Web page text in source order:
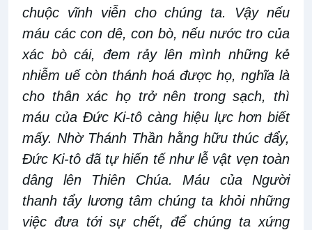
chuộc vĩnh viễn cho chúng ta. Vậy nếu
máu các con dê, con bò, nếu nước tro của
xác bò cái, đem rảy lên mình những kẻ
nhiễm uế còn thánh hoá được họ, nghĩa là
cho thân xác họ trở nên trong sạch, thì
máu của Đức Ki-tô càng hiệu lực hơn biết
mấy. Nhờ Thánh Thần hằng hữu thúc đẩy,
Đức Ki-tô đã tự hiến tế như lễ vật vẹn toàn
dâng lên Thiên Chúa. Máu của Người
thanh tẩy lương tâm chúng ta khỏi những
việc đưa tới sự chết, để chúng ta xứng